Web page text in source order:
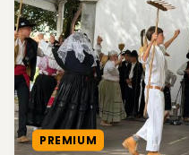
PREMIUM